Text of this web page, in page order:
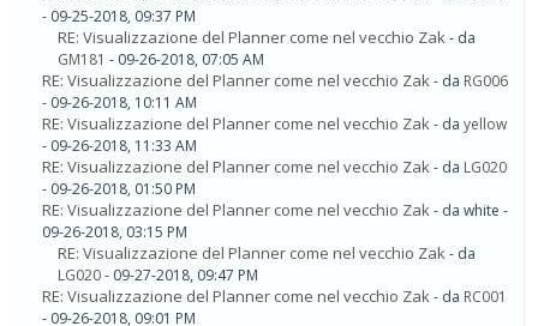
- 09-25-2018, 09:37 PM
RE: Visualizzazione del Planner come nel vecchio Zak- da
GM181 - 09-26-2018, 07:05 AM
RE: Visualizzazione del Planner come nel vecchio Zak- da RG006
- 09-26-2018, 10:11 AM
RE: Visualizzazione del Planner come nel vecchio Zak- da yellow
- 09-26-2018, 11:33 AM
RE: Visualizzazione del Planner come nel vecchio Zak- da LG020
- 09-26-2018, 01:50 PM
RE: Visualizzazione del Planner come nel vecchio Zak- da white -
09-26-2018, 03:15 PM
RE: Visualizzazione del Planner come nel vecchio Zak- da
LG020- 09-27-2018, 09:47 PM
RE: Visualizzazione del Planner come nel vecchio Zak- da RC001
- 09-26-2018, 09:01 PM